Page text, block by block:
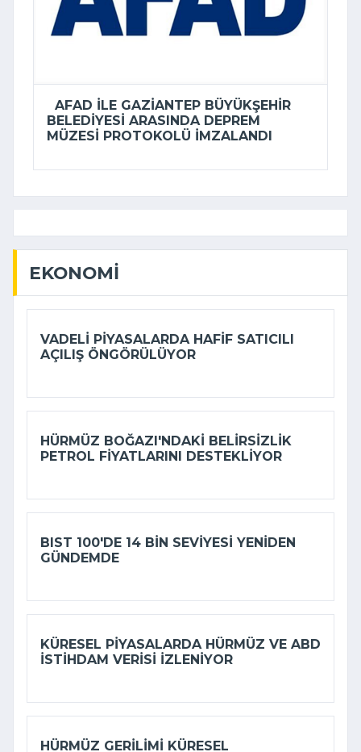
AFAD ILE GAZIANTEP BÜYÜKŞEHIR
BELEDIYESI ARASINDA DEPREM
MÜZESI PROTOKOLÜ IMZALANDI
EKONOMI
VADELI PIYASALARDA HAFIF SATICILI
AÇILIŞ ÖNGÖRÜLÜYOR
HÜRMÜZ BOĞAZI'NDAKI BELIRSIZLIK
PETROL FIYATLARINI DESTEKLIYOR
BIST 100'DE 14 BIN SEVIYESI YENIDEN
GÜNDEMDE
KÜRESEL PIYASALARDA HÜRMÜZ VE ABD
ISTIHDAM VERISI IZLENIYOR
HÜRMÜZ GERILIMI KÜRESEL